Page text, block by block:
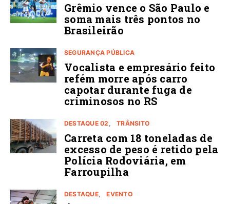
Grêmio vence o São Paulo e
soma mais três pontos no
Brasileirão
SEGURANÇA PÚBLICA
Vocalista e empresário feito
refém morre após carro
capotar durante fuga de
criminosos no RS
DESTAQUE 02 TRÂNSITO
Carreta com 18 toneladas de
excesso de peso é retido pela
Polícia Rodoviária, em
Farroupilha
DESTAQUE EVENTO